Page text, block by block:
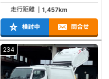
走行距離
1,457km
検討中 問合せ
234